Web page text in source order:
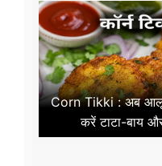
Corn Tikki : अब आलू
करें टाटा-बाय